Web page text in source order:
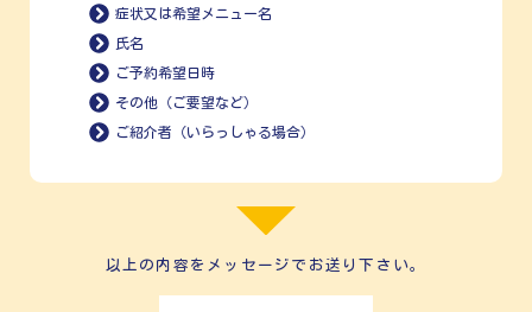
症状又は希望メニュー名
氏名
ご予約希望日時
その他（ご要望など）
ご紹介者（いらっしゃる場合）
以上の内容をメッセージでお送り下さい。